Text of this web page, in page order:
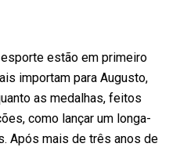
estão em primeiro
importam para Augusto,
as medalhas, feitos
como lançar um longa-
Após mais de três anos de